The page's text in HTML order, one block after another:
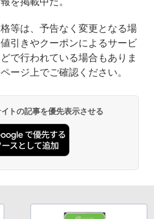
等は、予告なく変更となる場
引きやクーポンによるサービ
で行われている場合もありま
ージ上でご確認ください。
トの記事を優先表示させる